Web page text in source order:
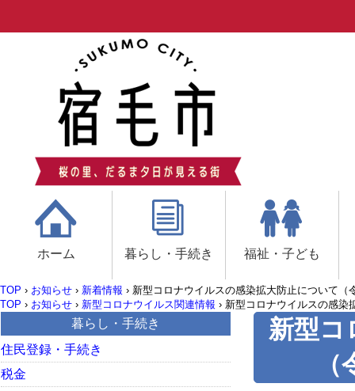
ホーム 暮らし・手続き 福祉・子ども
TOP › お知らせ › 新着情報 › 新型コロナウイルスの感染拡大防止について（
TOP › お知らせ › 新型コロナウイルス関連情報 › 新型コロナウイルスの感染
新型コ
暮らし・手続き
住民登録・手続き
税金